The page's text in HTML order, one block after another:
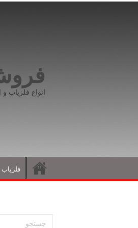
فروش
انواع فلزیاب
فلزیاب